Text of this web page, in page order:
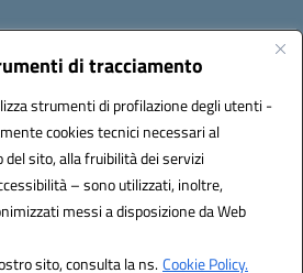
di tracciamento
strumenti di profilazione degli utenti -
cookies tecnici necessari al
sito, alla fruibilità dei servizi
– sono utilizzati, inoltre,
messi a disposizione da Web
sito, consulta la ns.Cookie Policy.
FOGGIA (FG)
(PEC):fgee01200c@pec.istruzione.it
by 3D Solution S.r.l.